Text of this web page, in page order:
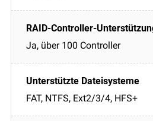
Ja, über 100 Controller
FAT, NTFS, Ext2/3/4, HFS+